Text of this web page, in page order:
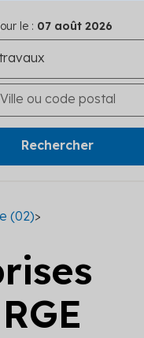
le : 07 août 2026
(02)>